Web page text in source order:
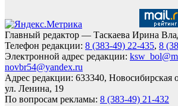
Главный редактор — Таскаева Ирина
Телефон редакции: 8 (383-49) 22-435, 8
Электронной адрес редакции:
novbr54@yandex.ru
Адрес редакции: 633340, Новосибирская
ул. Ленина, 19
По вопросам рекламы: 8 (383-49) 21-432